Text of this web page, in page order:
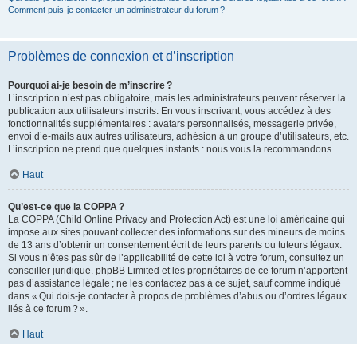
Comment puis-je contacter un administrateur du forum ?
Problèmes de connexion et d’inscription
Pourquoi ai-je besoin de m’inscrire ?
L’inscription n’est pas obligatoire, mais les administrateurs peuvent réserver la
publication aux utilisateurs inscrits. En vous inscrivant, vous accédez à des
fonctionnalités supplémentaires : avatars personnalisés, messagerie privée,
envoi d’e-mails aux autres utilisateurs, adhésion à un groupe d’utilisateurs, etc.
L’inscription ne prend que quelques instants : nous vous la recommandons.
Haut
Qu’est-ce que la COPPA ?
La COPPA (Child Online Privacy and Protection Act) est une loi américaine qui
impose aux sites pouvant collecter des informations sur des mineurs de moins
de 13 ans d’obtenir un consentement écrit de leurs parents ou tuteurs légaux.
Si vous n’êtes pas sûr de l’applicabilité de cette loi à votre forum, consultez un
conseiller juridique. phpBB Limited et les propriétaires de ce forum n’apportent
pas d’assistance légale ; ne les contactez pas à ce sujet, sauf comme indiqué
dans « Qui dois-je contacter à propos de problèmes d’abus ou d’ordres légaux
liés à ce forum ? ».
Haut